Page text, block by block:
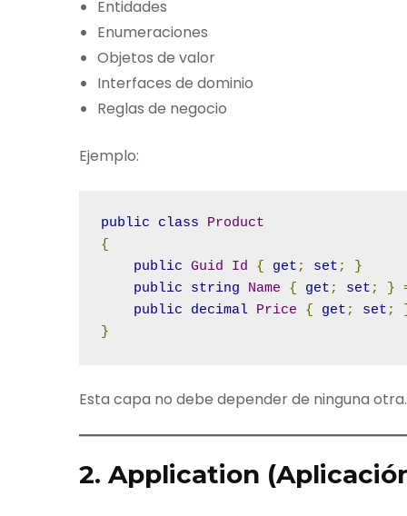
Entidades
Enumeraciones
Objetos de valor
Interfaces de dominio
Reglas de negocio
Ejemplo:
public class
Product
{
public Guid Id { get ; set ;
}
public
string Name { get ; set ; }
public
decimal Price { get ; set ;
}
Esta capa no debe depender de ninguna otra.
2. Application